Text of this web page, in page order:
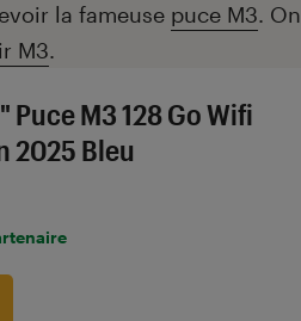
la fameuse puce M3. On
M3.
Puce M3 128 Go Wifi
2025 Bleu